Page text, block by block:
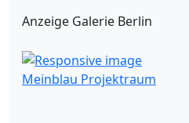
Anzeige Galerie Berlin
Meinblau Projektraum